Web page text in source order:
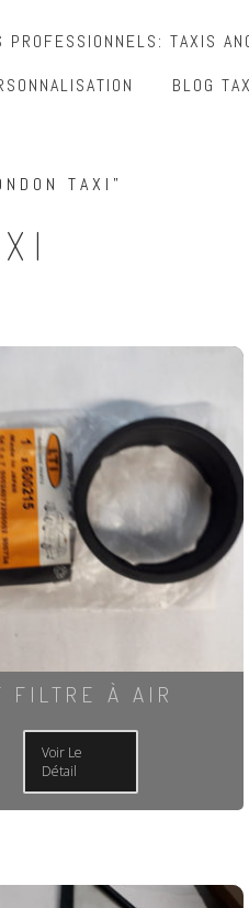
PROFESSIONNELS: TAXIS
BLOG
TAXI”
FILTRE À AIR
Voir Le
Détail